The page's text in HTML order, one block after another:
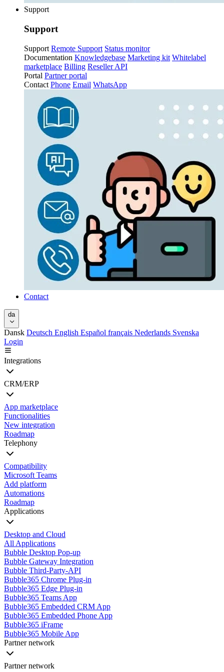
Support
Support
Support Remote Support Status monitor
Documentation Knowledgebase Marketing kit Whitelabel
marketplace Billing Reseller API
Portal Partner portal
Contact Phone Email WhatsApp
Contact
da
Dansk Deutsch English Español français Nederlands Svenska
Login
Integrations
CRM/ERP
App marketplace
Functionalities
New integration
Roadmap
Telephony
Compatibility
Microsoft Teams
Add platform
Automations
Roadmap
Applications
Desktop and Cloud
All Applications
Bubble Desktop Pop-up
Bubble Gateway Integration
Bubble Third-Party-API
Bubble365 Chrome Plug-in
Bubble365 Edge Plug-in
Bubble365 Teams App
Bubble365 Embedded CRM App
Bubble365 Embedded Phone App
Bubble365 iFrame
Bubble365 Mobile App
Partner network
Partner network